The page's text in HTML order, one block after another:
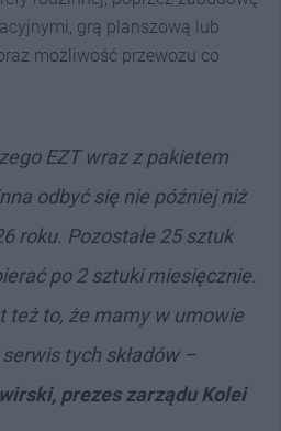
grą planszową lub
możliwość przewozu co
EZT wraz z pakietem
odbyć się nie później niż
roku. Pozostałe 25 sztuk
po 2 sztuki miesięcznie.
też to, że mamy w umowie
tych składów–
prezes zarządu Kolei